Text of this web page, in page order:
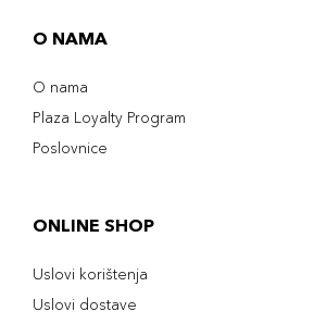
O NAMA
O nama
Plaza Loyalty Program
Poslovnice
ONLINE SHOP
Uslovi korištenja
Uslovi dostave